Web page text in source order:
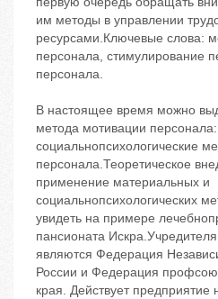
им методы в управлении
ресурсами.Ключевые слова:
персонала, стимулирование
персонала.
В настоящее время можно
метода мотивации
социальнопсихологические
персонала.Теоретическое
применение материальных и
социальнопсихологических
увидеть на примере
пансионата
являются Федерация
России и Федерация
края. Действует предприятие